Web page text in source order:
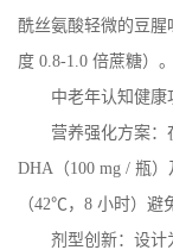
酰丝氨酸轻微的豆
度 0.8-1.0 倍蔗糖）。
中老年认知健康
营养强化方案：
DHA （100 mg / 瓶）
（42℃， 8 小时）避
剂型创新：设计